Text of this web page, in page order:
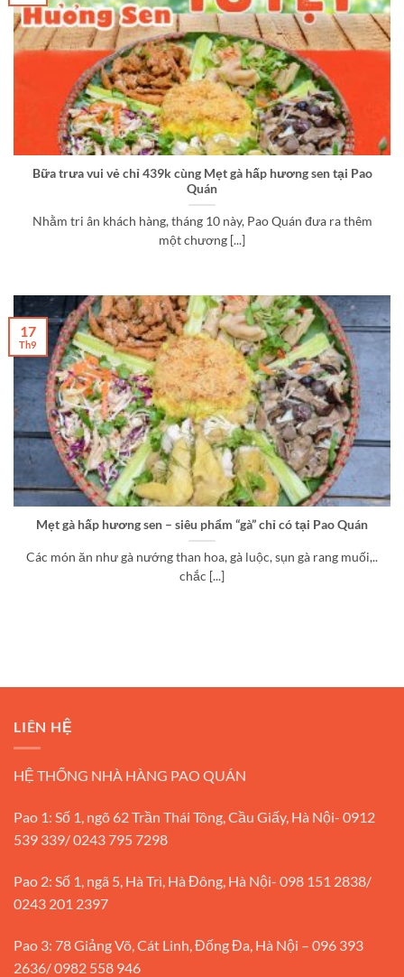
Bữa trưa vui vẻ chỉ 439k cùng Mẹt gà hấp hương sen tại Pao
Quán
Nhằm tri ân khách hàng, tháng 10 này, Pao Quán đưa ra thêm
một chương [...]
Mẹt gà hấp hương sen – siêu phẩm “gà” chỉ có tại Pao Quán
Các món ăn như gà nướng than hoa, gà luộc, sụn gà rang muối,..
chắc [...]
17
Th9
LIÊN HỆ
HỆ THỐNG NHÀ HÀNG PAO QUÁN
Pao 1: Số 1, ngõ 62 Trần Thái Tông, Cầu Giấy, Hà Nội- 0912
539 339/ 0243 795 7298
Pao 2: Số 1, ngã 5, Hà Trì, Hà Đông, Hà Nội- 098 151 2838/
0243 201 2397
Pao 3: 78 Giảng Võ, Cát Linh, Đống Đa, Hà Nội – 096 393
2636/ 0982 558 946